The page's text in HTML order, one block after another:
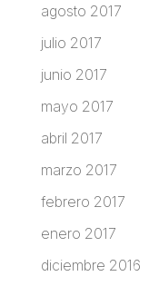
agosto 2017
julio 2017
junio 2017
mayo 2017
abril 2017
marzo 2017
febrero 2017
enero 2017
diciembre 2016